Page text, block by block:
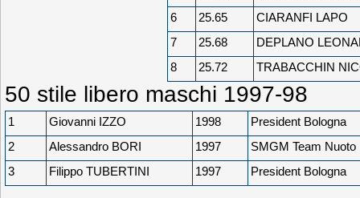
6
25.65
CIARANFI LAPO
7
25.68
DEPLANO
8
25.72 TRABACCHIN
50 stile libero maschi 1997-98
1 Giovanni IZZO 1998
President Bologna
2
Alessandro BORI 1997
SMGM Team Nuoto
3
Filippo TUBERTINI 1997 President Bologna